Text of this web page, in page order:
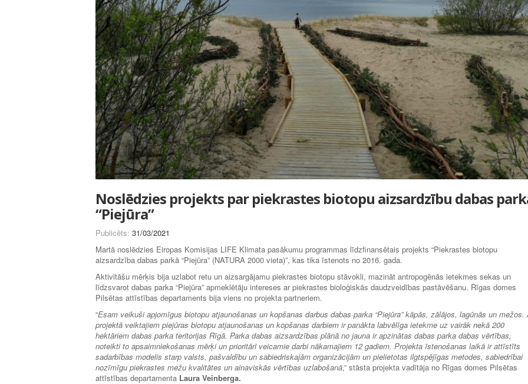
Noslēdzies projekts par piekrastes biotopu aizsardzību dabas
“Piejūra”
Publicēts: 31/03/2021
Martā noslēdzies Eiropas Komisijas LIFE Klimata pasākumu programmas līdzfinansētais projekts “Piekrastes biotopu
aizsardzība dabas parkā “Piejūra” (NATURA 2000 vieta)”, kas tika īstenots no 2016. gada.
Aktivitāšu mērķis bija uzlabot retu un aizsargājamu piekrastes biotopu stāvokli, mazināt antropogēnās ietekmes sekas un
līdzsvarot dabas parka “Piejūra” apmeklētāju intereses ar piekrastes bioloģiskās daudzveidības pastāvēšanu. Rīgas domes
Pilsētas attīstības departaments bija viens no projekta partneriem.
“Esam veikuši apjomīgus biotopu atjaunošanas un kopšanas darbus dabas parka “Piejūra” kāpās, zālājos, lagūnās un mežos.
projektā veiktajiem piejūras biotopu atjaunošanas un kopšanas darbiem ir panākta labvēlīga ietekme uz vairāk nekā 200
hektāriem dabas parka teritorijas Rīgā. Parka dabas aizsardzības plānā no jauna ir apzinātas dabas parka dabas vērtības,
noteikti to apsaimniekošanas mērķi un prioritāri veicamie darbi nākamajiem 12 gadiem. Projekta īstenošanas laikā ir attīstīts
sadarbības modelis starp valsts, pašvaldību un sabiedriskajām organizācijām un pielietotas ilgtspējīgas metodes, sabiedrībai
nozīmīgu piekrastes mežu kvalitātes un ainaviskās vērtības uzlabošanā,” stāsta projekta vadītāja no Rīgas domes Pilsētas
attīstības departamenta Laura Veinberga.